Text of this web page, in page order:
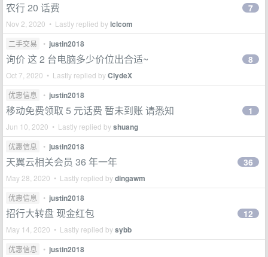
农行 20 话费
Nov 2, 2020 • Lastly replied bylclcom
7
二手交易 • justin2018
询价 这 2 台电脑多少价位出合适~
Oct 7, 2020 • Lastly replied byClydeX
8
优惠信息 • justin2018
移动免费领取 5 元话费 暂未到账 请悉知
Jun 10, 2020 • Lastly replied byshuang
1
优惠信息 • justin2018
天翼云相关会员 36 年一年
May 28, 2020 • Lastly replied bydingawm
36
优惠信息 • justin2018
招行大转盘 现金红包
May 14, 2020 • Lastly replied bysybb
12
优惠信息 • justin2018